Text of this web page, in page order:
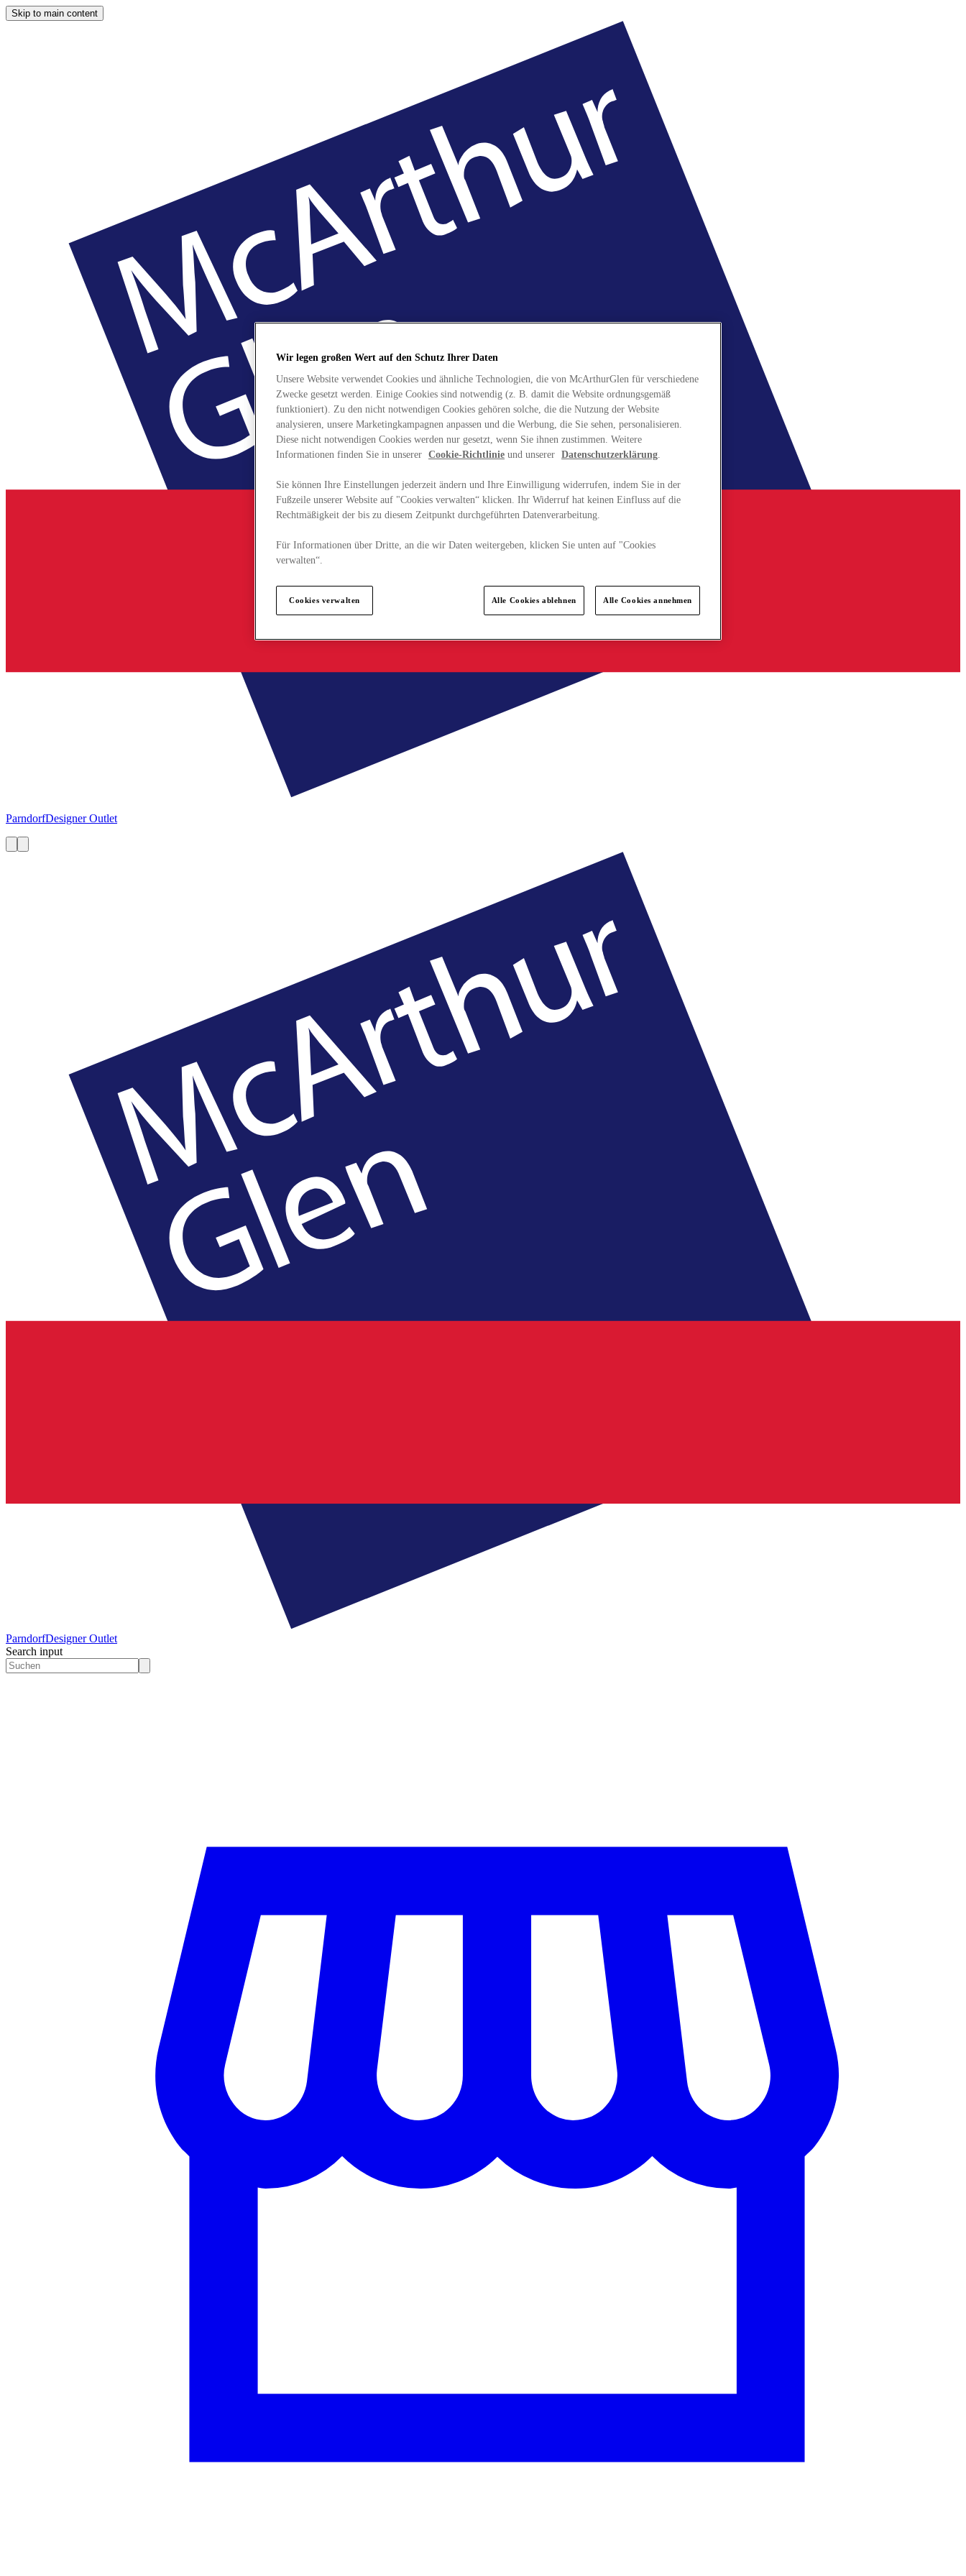
Skip to main content
ParndorfDesigner Outlet
ParndorfDesigner Outlet
Search input
Wir legen großen Wert auf den Schutz Ihrer Daten
Unsere Website verwendet Cookies und ähnliche Technologien, die von McArthurGlen für verschiedene
Zwecke gesetzt werden. Einige Cookies sind notwendig (z. B. damit die Website ordnungsgemäß
funktioniert). Zu den nicht notwendigen Cookies gehören solche, die die Nutzung der Website
analysieren, unsere Marketingkampagnen anpassen und die Werbung, die Sie sehen, personalisieren.
Diese nicht notwendigen Cookies werden nur gesetzt, wenn Sie ihnen zustimmen. Weitere
Informationen finden Sie in unserer Cookie-Richtlinie und unserer Datenschutzerklärung.
Sie können Ihre Einstellungen jederzeit ändern und Ihre Einwilligung widerrufen, indem Sie in der
Fußzeile unserer Website auf "Cookies verwalten“ klicken. Ihr Widerruf hat keinen Einfluss auf die
Rechtmäßigkeit der bis zu diesem Zeitpunkt durchgeführten Datenverarbeitung.
Für Informationen über Dritte, an die wir Daten weitergeben, klicken Sie unten auf "Cookies
verwalten“.
Cookies verwalten Alle Cookies ablehnen Alle Cookies annehmen